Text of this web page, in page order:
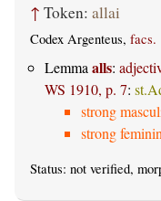
↑ Token: allai
Codex Argenteus, facs.
Lemma alls:
WS 1910, p. 7:
strong
strong
Status: not verified,